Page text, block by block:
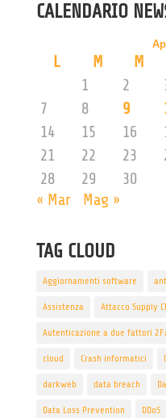
CALENDARIO
L M M
1
2
7
8 9
14
15 16
21
22 23
28
29
30
« Mar
Mag »
TAG CLOUD
Aggiornamenti software
Assistenza Attacco Supply
Autenticazione a due fattori
cloud Crash informatici
darkweb data breach
Data Loss Prevention DDoS